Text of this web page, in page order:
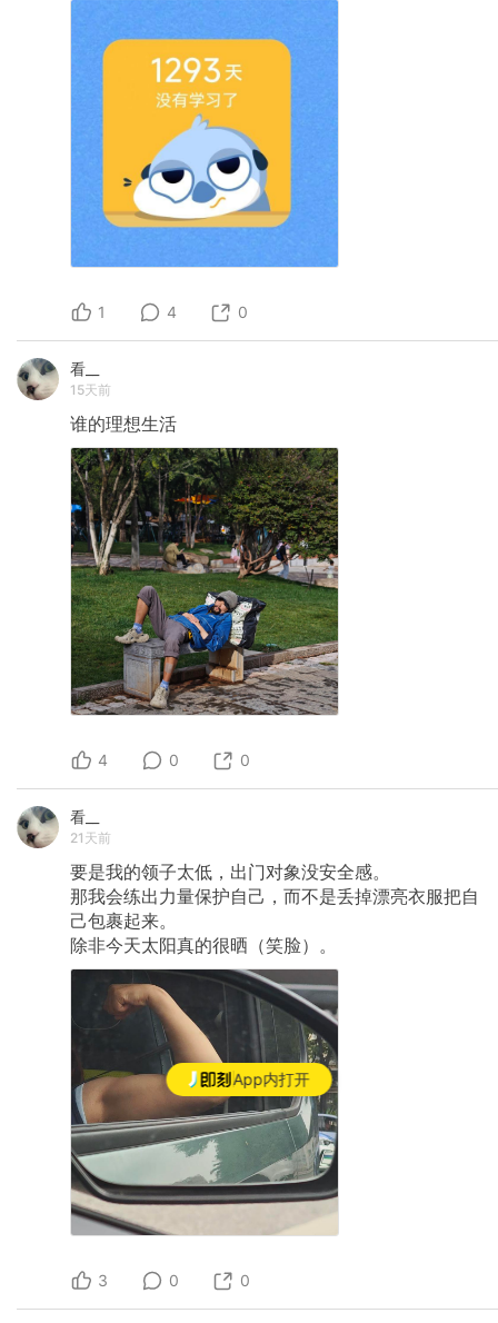
App内打开
1 4 0
看__
15天前
谁的理想生活
4 0 0
看__
21天前
要是我的领子太低，出门对象没安全感。
那我会练出力量保护自己，而不是丢掉漂亮衣服把自
己包裹起来。
除非今天太阳真的很晒（笑脸）。
3 0 0